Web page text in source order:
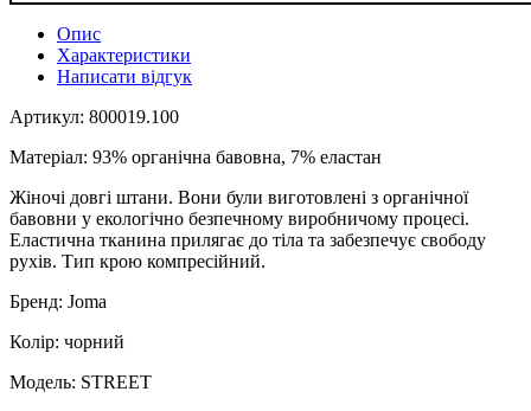
Опис
Характеристики
Написати відгук
Артикул: 800019.100
Матеріал: 93% органічна бавовна, 7% еластан
Жіночі довгі штани. Вони були виготовлені з органічної
бавовни у екологічно безпечному виробничому процесі.
Еластична тканина прилягає до тіла та забезпечує свободу
рухів. Тип крою компресійний.
Бренд: Joma
Колір: чорний
Модель: STREET